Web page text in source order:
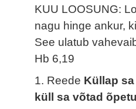
KUU LOOSUNG:
nagu hinge ankur,
See ulatub
Hb 6,19
1. Reede Küllap
küll sa võtad